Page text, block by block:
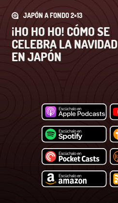
JAPÓN A FONDO 2×13
¡HO HO HO! CÓMO SE
CELEBRA LA NAVIDAD
EN JAPÓN